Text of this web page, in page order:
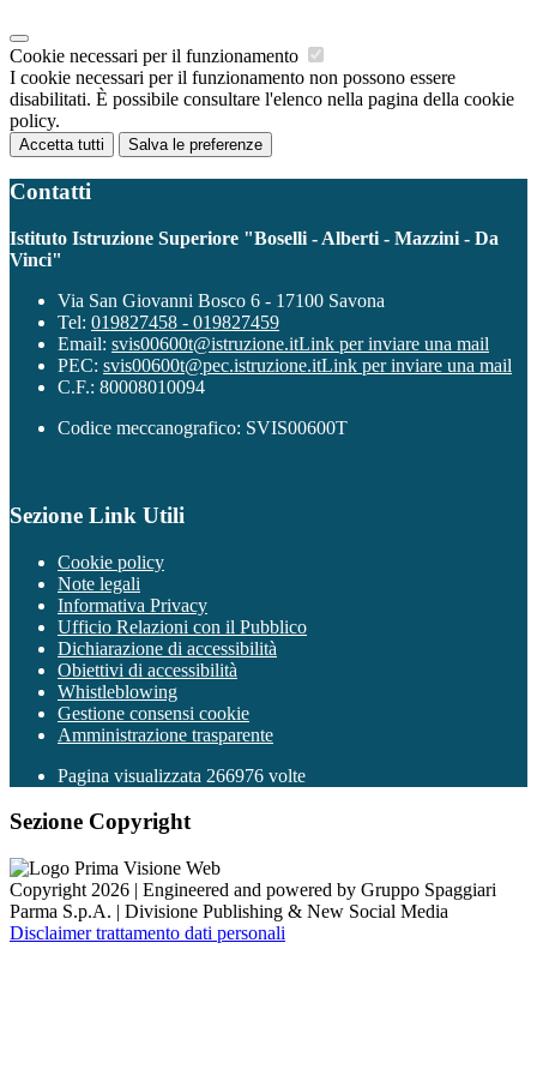
Cookie necessari per il funzionamento
I cookie necessari per il funzionamento non possono essere
disabilitati. È possibile consultare l'elenco nella pagina della cookie
policy.
Accetta tutti Salva le preferenze
Contatti
Istituto Istruzione Superiore "Boselli - Alberti - Mazzini - Da
Vinci"
Via San Giovanni Bosco 6 - 17100 Savona
Tel: 019827458 - 019827459
Email: svis00600t@istruzione.itLink per inviare una mail
PEC: svis00600t@pec.istruzione.itLink per inviare una mail
C.F.: 80008010094
Codice meccanografico: SVIS00600T
Sezione Link Utili
Cookie policy
Note legali
Informativa Privacy
Ufficio Relazioni con il Pubblico
Dichiarazione di accessibilità
Obiettivi di accessibilità
Whistleblowing
Gestione consensi cookie
Amministrazione trasparente
Pagina visualizzata 266976 volte
Sezione Copyright
Copyright 2026 | Engineered and powered by Gruppo Spaggiari
Parma S.p.A. | Divisione Publishing & New Social Media
Disclaimer trattamento dati personali